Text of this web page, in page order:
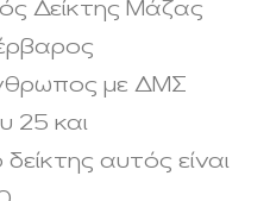
Δείκτης Μάζας
με ΔΜΣ
25 και
αυτός είναι